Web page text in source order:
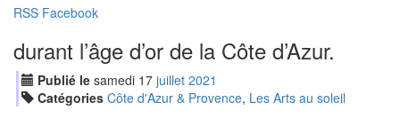
RSS Facebook
durant l’âge d’or de la Côte d’Azur.
Publié le samedi 17 juillet 2021
Catégories Côte d'Azur & Provence, Les Arts au soleil